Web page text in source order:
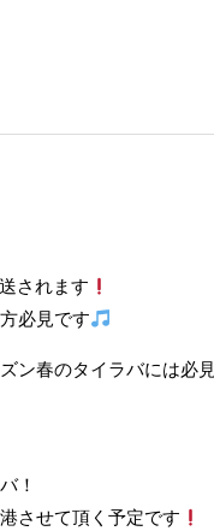
されます
必見です
ン春のタイラバには必
！
させて頂く予定です